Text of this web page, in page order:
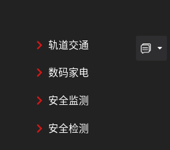
轨道交通
数码家电
安全监测
安全检测